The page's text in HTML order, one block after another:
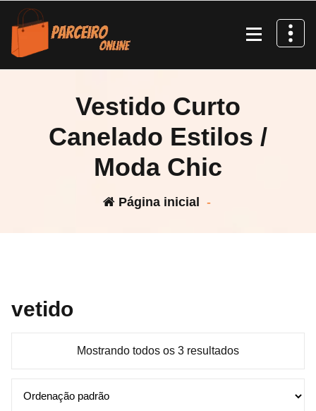
Pular
para
conteúdo
Vestido Curto
Canelado Estilos /
Moda Chic
Página inicial -
vetido
Mostrando todos os 3 resultados